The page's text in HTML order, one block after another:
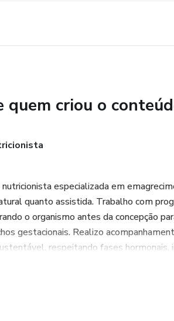
quem criou o
especializada em
quanto assistida. Trabalho com
o organismo antes da concepção
gestacionais. Realizo
respeitando fases hormonais,